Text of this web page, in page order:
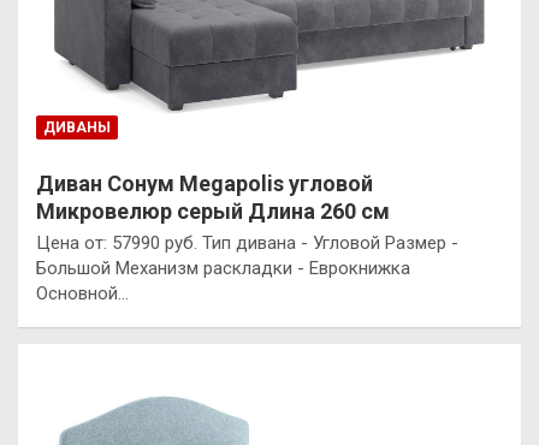
ДИВАНЫ
Диван Сонум Megapolis угловой
Микровелюр серый Длина 260 см
Цена от: 57990 руб. Тип дивана - Угловой Размер -
Большой Механизм раскладки - Еврокнижка
Основной…